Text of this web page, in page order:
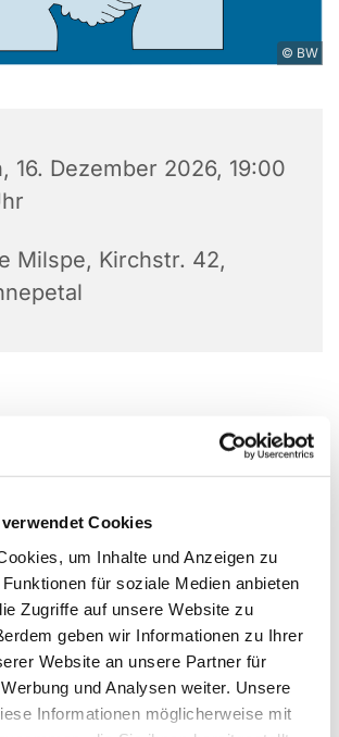
Cookies
um Inhalte und Anzeigen zu
für soziale Medien anbieten
Zugriffe auf unsere Website zu
geben wir Informationen zu Ihrer
Website an unsere Partner für
und Analysen weiter. Unsere
Informationen möglicherweise mit
© BW
16. Dezember 2026, 19:00
Milspe, Kirchstr. 42,